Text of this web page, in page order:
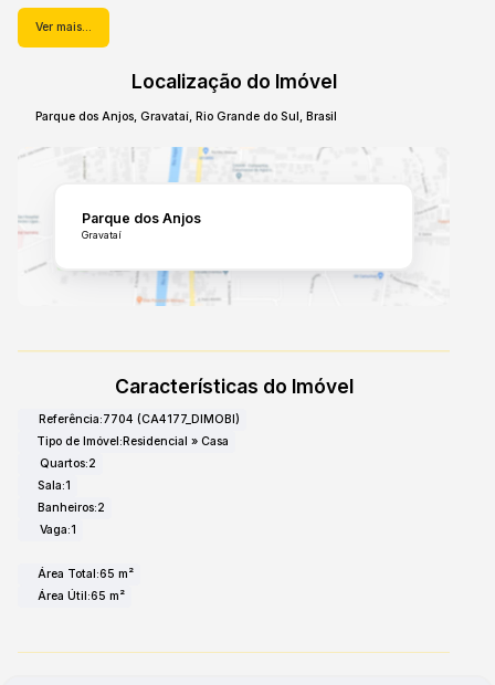
de estar, lareira, porcelanato e tábua/madeira,
proporcionando conforto e praticidade ao dia a dia. Além
mobiliário, conferindo ainda mais praticidade para sua
churrasqueira, adicionando ainda mais conveniência e
lazer para os moradores. Não perca a oportunidade de
conhecer essa propriedade que une localização
privilegiada, amplos espaços e diversas comodidades em
um só lugar. Agende sua visita e descubra o lar que você
tanto procura.
Ver mais...
Localização do Imóvel
Parque dos Anjos,Gravataí,Rio Grande do Sul,Brasil
Parque dos Anjos
Gravataí
Características do Imóvel
Referência:7704 (CA4177_DIMOBI)
Tipo de Imóvel:Residencial » Casa
Quartos:2
Sala:1
Banheiros:2
Vaga:1
Área Total:65 m²
Área Útil:65 m²